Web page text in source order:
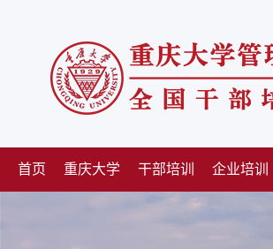
首页 重庆大学 干部培训 企业培训